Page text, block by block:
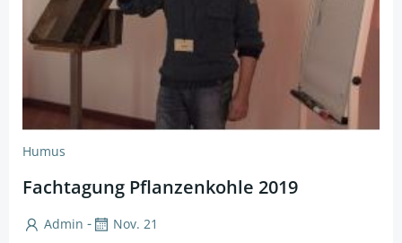
Humus
Fachtagung Pflanzenkohle 2019
Admin - Nov. 21